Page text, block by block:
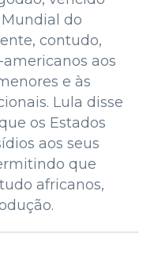
do
contudo,
aos
e às
Lula disse
os Estados
aos seus
que
africanos,